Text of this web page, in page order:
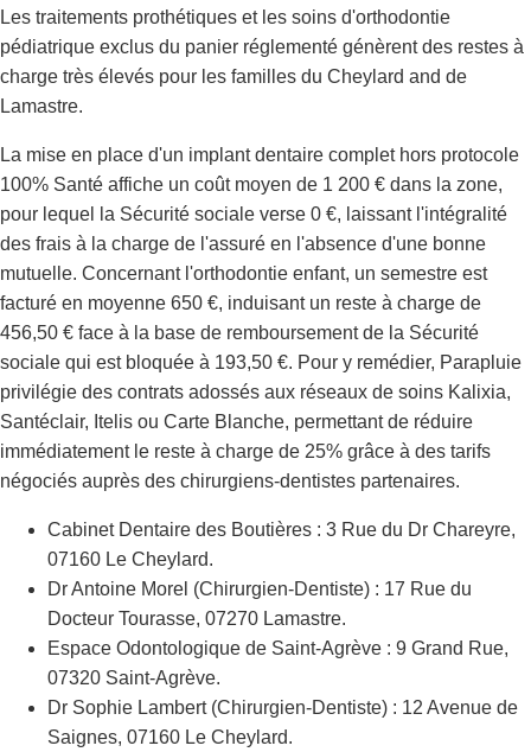
Les traitements prothétiques et les soins d'orthodontie
pédiatrique exclus du panier réglementé génèrent des restes à
charge très élevés pour les familles du Cheylard and de
Lamastre.
La mise en place d'un implant dentaire complet hors protocole
100% Santé affiche un coût moyen de 1 200 € dans la zone,
pour lequel la Sécurité sociale verse 0 €, laissant l'intégralité
des frais à la charge de l'assuré en l'absence d'une bonne
mutuelle. Concernant l'orthodontie enfant, un semestre est
facturé en moyenne 650 €, induisant un reste à charge de
456,50 € face à la base de remboursement de la Sécurité
sociale qui est bloquée à 193,50 €. Pour y remédier, Parapluie
privilégie des contrats adossés aux réseaux de soins Kalixia,
Santéclair, Itelis ou Carte Blanche, permettant de réduire
immédiatement le reste à charge de 25% grâce à des tarifs
négociés auprès des chirurgiens-dentistes partenaires.
Cabinet Dentaire des Boutières : 3 Rue du Dr Chareyre,
07160 Le Cheylard.
Dr Antoine Morel (Chirurgien-Dentiste) : 17 Rue du
Docteur Tourasse, 07270 Lamastre.
Espace Odontologique de Saint-Agrève : 9 Grand Rue,
07320 Saint-Agrève.
Dr Sophie Lambert (Chirurgien-Dentiste) : 12 Avenue de
Saignes, 07160 Le Cheylard.